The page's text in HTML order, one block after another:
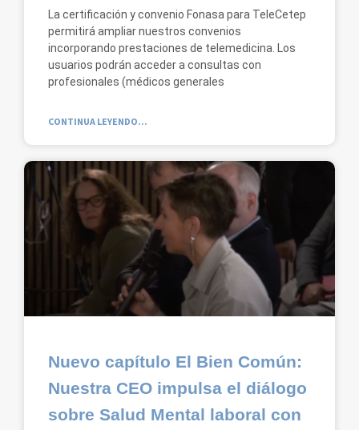
La certificación y convenio Fonasa para TeleCetep
permitirá ampliar nuestros convenios
incorporando prestaciones de telemedicina. Los
usuarios podrán acceder a consultas con
profesionales (médicos generales
CONTINUA LEYENDO...
Nuevo capítulo El Bien Común:
Nuestra CEO impulsa el diálogo
sobre Salud Mental laboral con